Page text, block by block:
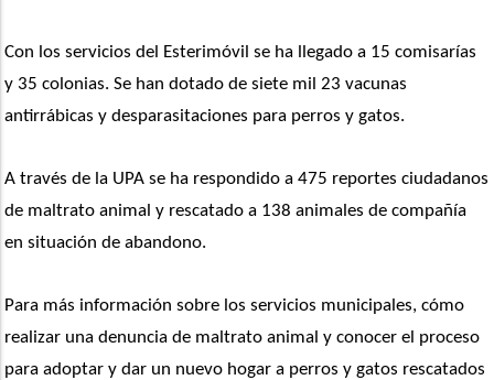
Con los servicios del Esterimóvil se ha llegado a 15 comisarías
y 35 colonias. Se han dotado de siete mil 23 vacunas
antirrábicas y desparasitaciones para perros y gatos.
A través de la UPA se ha respondido a 475 reportes ciudadanos
de maltrato animal y rescatado a 138 animales de compañía
en situación de abandono.
Para más información sobre los servicios municipales, cómo
realizar una denuncia de maltrato animal y conocer el proceso
para adoptar y dar un nuevo hogar a perros y gatos rescatados